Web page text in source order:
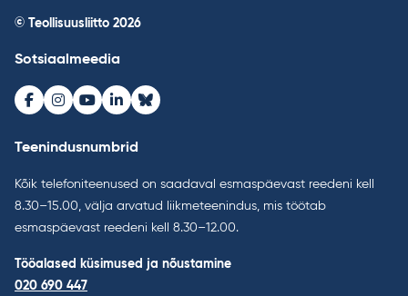
© Teollisuusliitto 2026
Sotsiaalmeedia
Facebook
Instagram
Youtube
LinkedInBluesky
Teenindusnumbrid
Kõik telefoniteenused on saadaval esmaspäevast reedeni kell
8.30–15.00, välja arvatud liikmeteenindus, mis töötab
esmaspäevast reedeni kell 8.30–12.00.
Tööalased küsimused ja nõustamine
020 690 447